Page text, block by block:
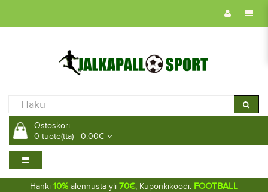
Ostoskori
0 tuote(tta) - 0.00€
Hanki 10% alennusta yli 70€, Kuponkikoodi: FOOTBALL